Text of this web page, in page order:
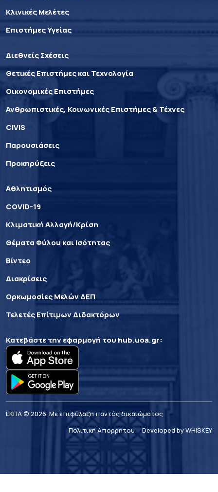
Κλινικές Μελέτες
Επιστήμες Υγείας
Διεθνείς Σχέσεις
Θετικές Επιστήμες και Τεχνολογία
Οικονομικές Επιστήμες
Ανθρωπιστικές, Κοινωνικές Επιστήμες & Τέχνες
CIVIS
Παρουσιάσεις
Προκηρύξεις
Αθλητισμός
COVID-19
Κλιματική Αλλαγή/Κρίση
Θέματα Φύλου και Ισότητας
Βίντεο
Διακρίσεις
Ορκωμοσίες Μελών ΔΕΠ
Τελετές Επίτιμων Διδακτόρων
Κατεβάστε την εφαρμογή του hub.uoa.gr:
ΕΚΠΑ © 2026. Με επιφύλαξη παντός δικαιώματος
Πολιτική Απορρήτου
Developed by WHISKEY